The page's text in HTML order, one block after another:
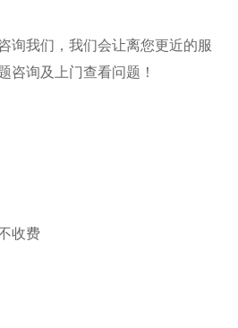
询我们，我们会让离您更近的服
咨询及上门查看问题！
收费